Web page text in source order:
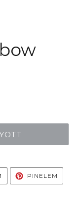
TWEETELÉS
TWITTEREN
PINELEM